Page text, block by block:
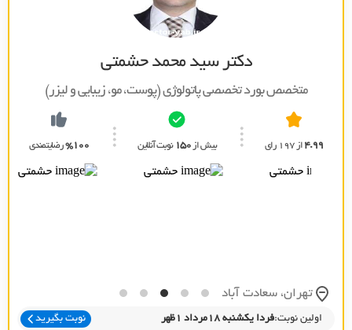
دکتر سید محمد حشمتی
متخصص بورد تخصصي پاتولوژي (پوست، مو، زيبايي و ليزر)
4.99 از 197 رای بیش از150 نوبت آنلاین %100رضایتمندی
تهران، سعادت آباد
اولین نوبت:فردا یکشنبه 18مرداد 1ظهر نوبت بگیرید